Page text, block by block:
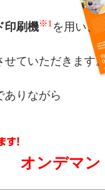
印刷機※1 を用い、
せていただきます
ありながら
マンド印刷機より
オンデマン